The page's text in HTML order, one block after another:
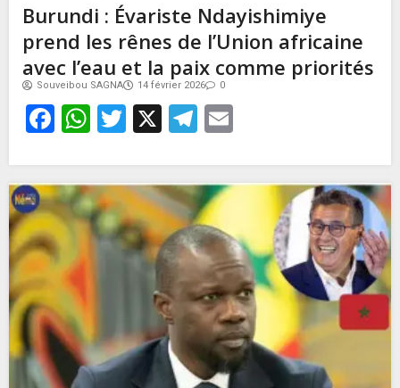
Burundi : Évariste Ndayishimiye
prend les rênes de l’Union africaine
avec l’eau et la paix comme priorités
Souveibou SAGNA 14 février 2026 0
Facebook
WhatsApp
Twitter
X Telegram